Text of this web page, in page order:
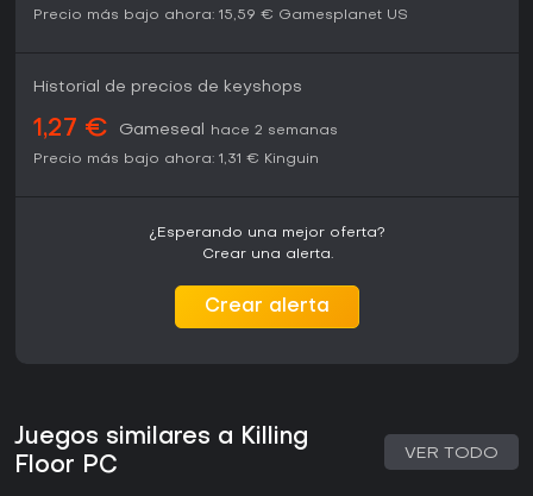
Precio más bajo ahora: 15,59 € Gamesplanet US
Historial de precios de keyshops
1,27 € Gameseal
hace 2 semanas
Precio más bajo ahora: 1,31 € Kinguin
¿Esperando una mejor oferta?
Crear una alerta.
Crear alerta
Juegos similares a Killing
Floor PC
VER TODO